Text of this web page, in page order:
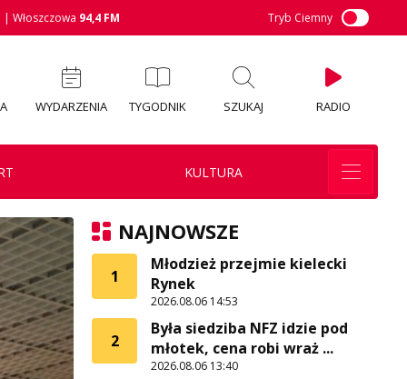
| Włoszczowa 94,4 FM Tryb Ciemny
WYDARZENIA TYGODNIK SZUKAJ RADIO
KULTURA
NAJNOWSZE
1
Młodzież przejmie kielecki
Rynek
2026.08.06 14:53
2
Była siedziba NFZ idzie pod
młotek, cena robi wraż ...
2026.08.06 13:40